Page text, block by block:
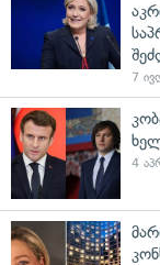
7
4